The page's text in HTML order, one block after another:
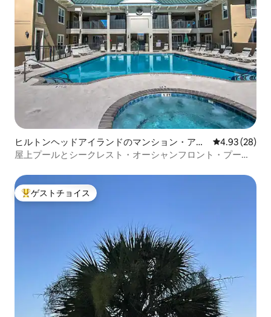
ヒルトンヘッドアイランドのマンション・アパ
ート
レビュー28
4.93 (28)
屋上プールとシークレスト・オーシャンフロント・プール
大好評のゲストチョイスです。
ゲストチョイス